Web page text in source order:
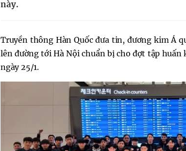
này.
Truyền thông Hàn Quốc đưa tin, đương kim Á
lên đường tới Hà Nội chuẩn bị cho đợt tập huấn
ngày 25/1.